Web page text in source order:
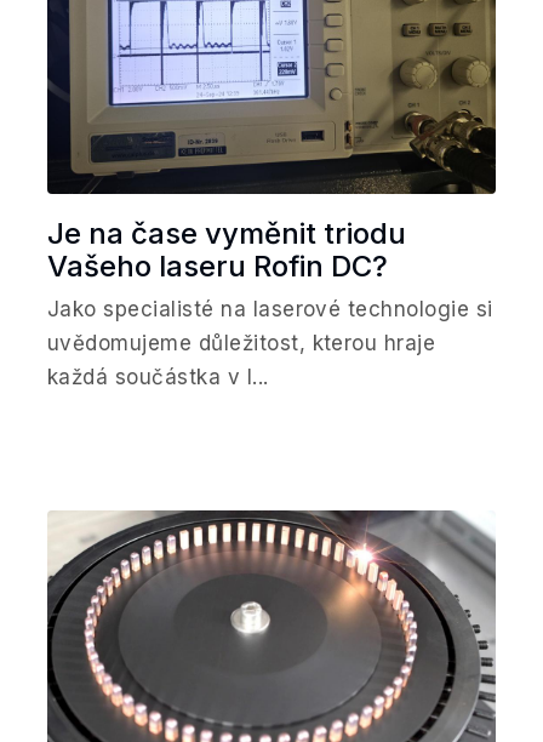
Je na čase vyměnit triodu
Vašeho laseru Rofin DC?
Jako specialisté na laserové technologie si
uvědomujeme důležitost, kterou hraje
každá součástka v l...